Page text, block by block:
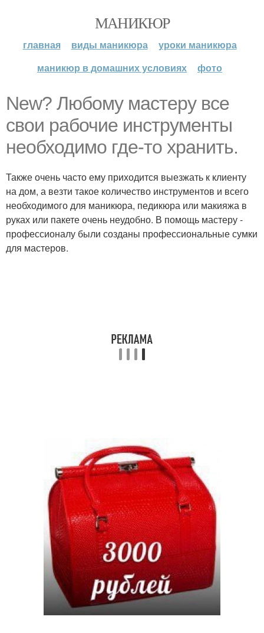
МАНИКЮР
главная виды маникюра
уроки маникюра
маникюр в домашних условиях
фото
New? Любому мастеру все
свои рабочие инструменты
необходимо где-то хранить.
Также очень часто ему приходится выезжать к клиенту
на дом, а везти такое количество инструментов и всего
необходимого для маникюра, педикюра или макияжа в
руках или пакете очень неудобно. В помощь мастеру -
профессионалу были созданы профессиональные сумки
для мастеров.